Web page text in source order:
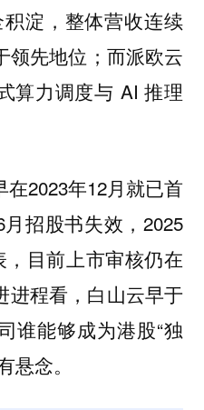
淀，整体营收连续
领先地位；而派欧云
算力调度与 AI 推理
2023年12月就已首
招股书失效，2025
目前上市审核仍在
进程看，白山云早于
谁能够成为港股“独
悬念。